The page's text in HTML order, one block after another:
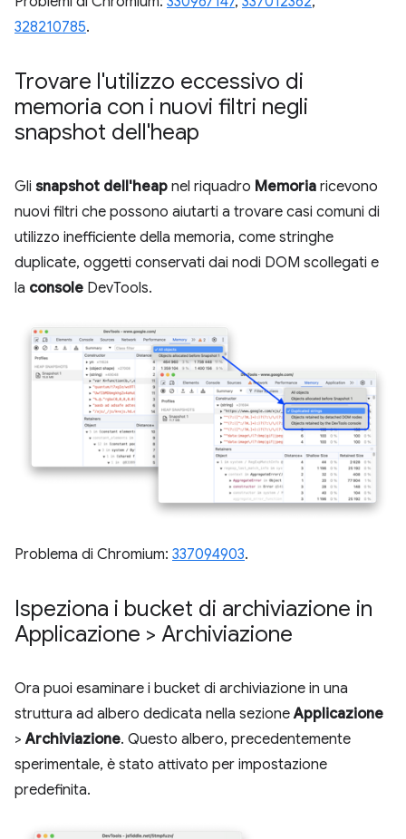
328210785.
Trovare l'utilizzo eccessivo di
memoria con i nuovi filtri negli
snapshot dell'heap
Gli snapshot dell'heap nel riquadro Memoria ricevono
nuovi filtri che possono aiutarti a trovare casi comuni di
utilizzo inefficiente della memoria, come stringhe
duplicate, oggetti conservati dai nodi DOM scollegati e
la console DevTools.
Problema di Chromium: 337094903.
Ispeziona i bucket di archiviazione in
Applicazione > Archiviazione
Ora puoi esaminare i bucket di archiviazione in una
struttura ad albero dedicata nella sezioneApplicazione
>Archiviazione. Questo albero, precedentemente
sperimentale, è stato attivato per impostazione
predefinita.